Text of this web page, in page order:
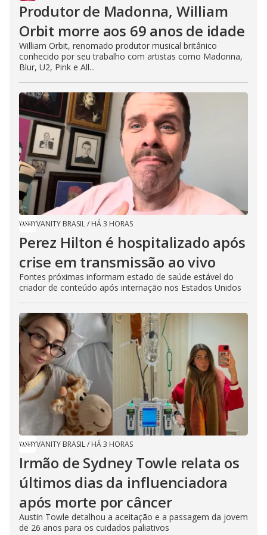
Produtor de Madonna, William
Orbit morre aos 69 anos de idade
William Orbit, renomado produtor musical britânico
conhecido por seu trabalho com artistas como Madonna,
Blur, U2, Pink e All...
VANITY BRASIL/ HÁ 3 HORAS
Perez Hilton é hospitalizado após
crise em transmissão ao vivo
Fontes próximas informam estado de saúde estável do
criador de conteúdo após internação nos Estados Unidos
VANITY BRASIL/ HÁ 3 HORAS
Irmão de Sydney Towle relata os
últimos dias da influenciadora
após morte por câncer
Austin Towle detalhou a aceitação e a passagem da jovem
de 26 anos para os cuidados paliativos